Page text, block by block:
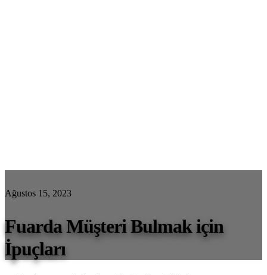
Ağustos 15, 2023
Fuarda Müşteri Bulmak için
İpuçları